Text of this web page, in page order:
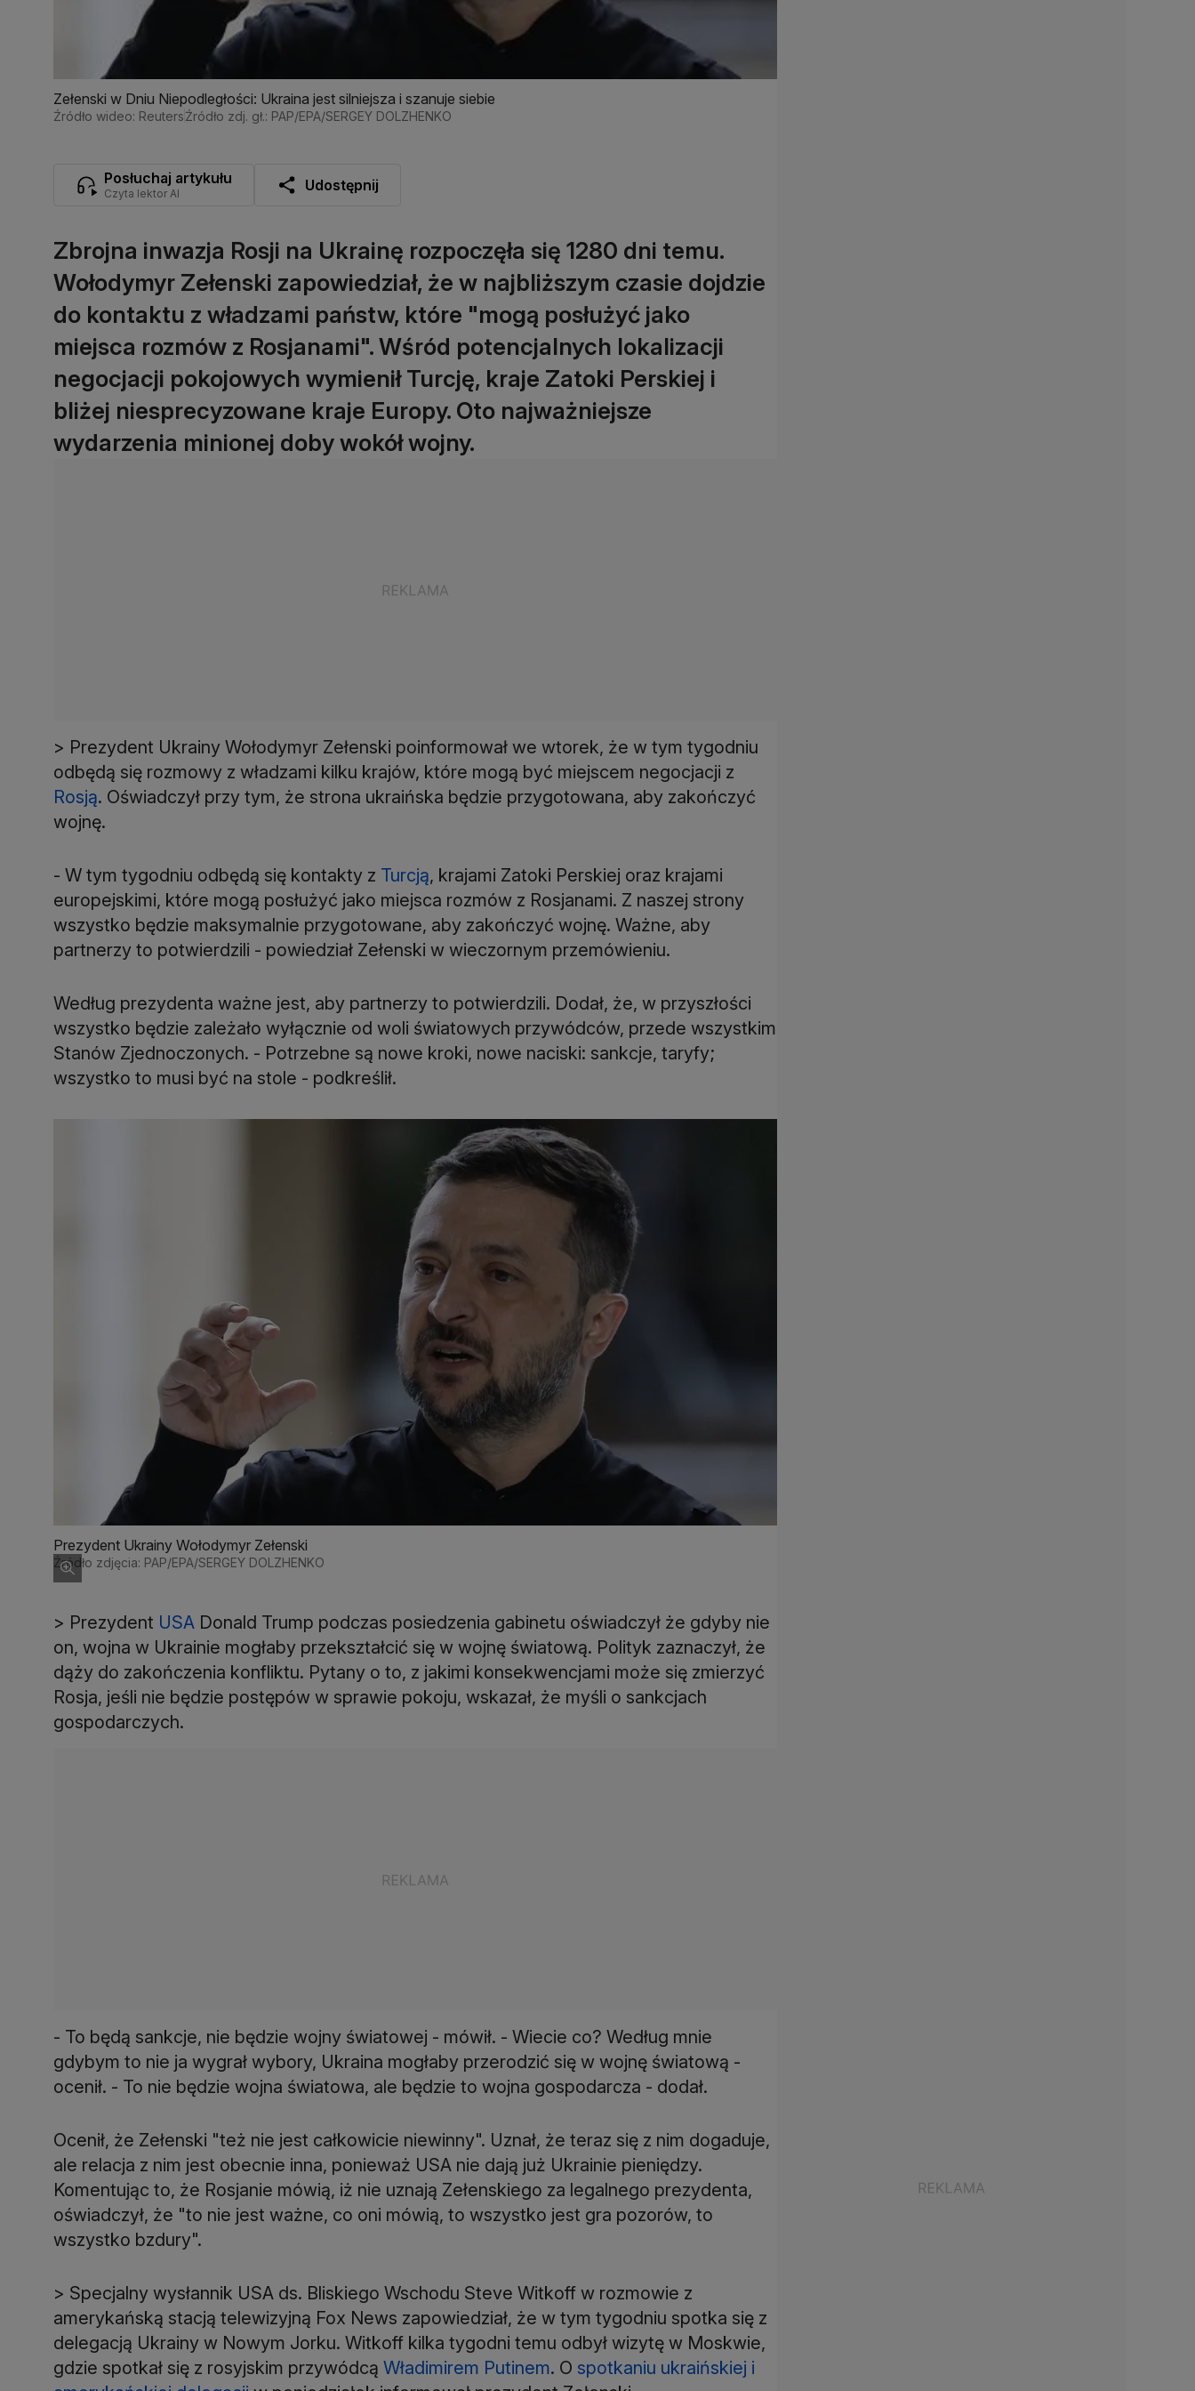
Zełenski w Dniu Niepodległości: Ukraina jest silniejsza i szanuje siebie
Źródło wideo: ReutersŹródło zdj. gł.: PAP/EPA/SERGEY DOLZHENKO
Posłuchaj artykułu
Czyta lektor AI Udostępnij
Zbrojna inwazja Rosji na Ukrainę rozpoczęła się 1280 dni temu.
Wołodymyr Zełenski zapowiedział, że w najbliższym czasie dojdzie
do kontaktu z władzami państw, które "mogą posłużyć jako
miejsca rozmów z Rosjanami". Wśród potencjalnych lokalizacji
negocjacji pokojowych wymienił Turcję, kraje Zatoki Perskiej i
bliżej niesprecyzowane kraje Europy. Oto najważniejsze
wydarzenia minionej doby wokół wojny.
> Prezydent Ukrainy Wołodymyr Zełenski poinformował we wtorek, że w tym tygodniu
odbędą się rozmowy z władzami kilku krajów, które mogą być miejscem negocjacji z
Rosją. Oświadczył przy tym, że strona ukraińska będzie przygotowana, aby zakończyć
wojnę.
- W tym tygodniu odbędą się kontakty z Turcją, krajami Zatoki Perskiej oraz krajami
europejskimi, które mogą posłużyć jako miejsca rozmów z Rosjanami. Z naszej strony
wszystko będzie maksymalnie przygotowane, aby zakończyć wojnę. Ważne, aby
partnerzy to potwierdzili - powiedział Zełenski w wieczornym przemówieniu.
Według prezydenta ważne jest, aby partnerzy to potwierdzili. Dodał, że, w przyszłości
wszystko będzie zależało wyłącznie od woli światowych przywódców, przede wszystkim
Stanów Zjednoczonych. - Potrzebne są nowe kroki, nowe naciski: sankcje, taryfy;
wszystko to musi być na stole - podkreślił.
Prezydent Ukrainy Wołodymyr Zełenski
Źródło zdjęcia: PAP/EPA/SERGEY DOLZHENKO
> Prezydent USA Donald Trump podczas posiedzenia gabinetu oświadczył że gdyby nie
on, wojna w Ukrainie mogłaby przekształcić się w wojnę światową. Polityk zaznaczył, że
dąży do zakończenia konfliktu. Pytany o to, z jakimi konsekwencjami może się zmierzyć
Rosja, jeśli nie będzie postępów w sprawie pokoju, wskazał, że myśli o sankcjach
gospodarczych.
- To będą sankcje, nie będzie wojny światowej - mówił. - Wiecie co? Według mnie
gdybym to nie ja wygrał wybory, Ukraina mogłaby przerodzić się w wojnę światową -
ocenił. - To nie będzie wojna światowa, ale będzie to wojna gospodarcza - dodał.
Ocenił, że Zełenski "też nie jest całkowicie niewinny". Uznał, że teraz się z nim dogaduje,
ale relacja z nim jest obecnie inna, ponieważ USA nie dają już Ukrainie pieniędzy.
Komentując to, że Rosjanie mówią, iż nie uznają Zełenskiego za legalnego prezydenta,
oświadczył, że "to nie jest ważne, co oni mówią, to wszystko jest gra pozorów, to
wszystko bzdury".
> Specjalny wysłannik USA ds. Bliskiego Wschodu Steve Witkoff w rozmowie z
amerykańską stacją telewizyjną Fox News zapowiedział, że w tym tygodniu spotka się z
delegacją Ukrainy w Nowym Jorku. Witkoff kilka tygodni temu odbył wizytę w Moskwie,
gdzie spotkał się z rosyjskim przywódcą Władimirem Putinem. O spotkaniu ukraińskiej i